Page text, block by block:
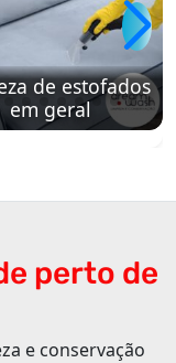
de estofados
em geral
perto de
e conservação